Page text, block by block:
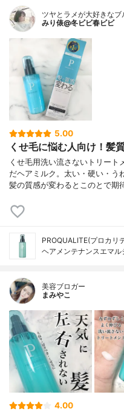
ツヤとラメが大好きなブ
みり俵@冬ビビ春ビビ
5.00
くせ毛に悩む人向け！髪
くせ毛用洗い流さないトリート
だヘアミルク。太い・硬い・う
髪の質感が変わるとこのとで期
PROQUALITE(プロカリ
ヘアメンテナンスエマル
美容ブロガー
まみやこ
4.00